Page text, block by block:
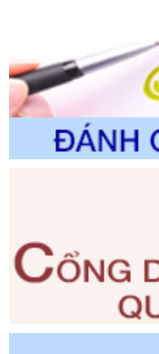
2310/
Tên: Về việc công
đổi, bổ sung và phê
trong giải quyết
thuộc phạm vi giải
trường
Ngày ban hành: 01/
Số kí hiệu:2300/
Tên: V/v công bố
đổi, bổ sung và phê
giải quyết thủ tục
phạm vi chức năng
Ngày ban hành: 01/
351/
Tên: Nghị định số
Ngày ban hành: 29/